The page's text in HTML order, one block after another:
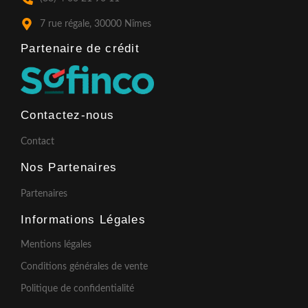
-
f
m
7 rue régale, 30000 Nîmes
Partenaire de crédit​
Contactez-nous
Contact
Nos Partenaires
Partenaires
Informations Légales
Mentions légales
Conditions générales de vente
Politique de confidentialité